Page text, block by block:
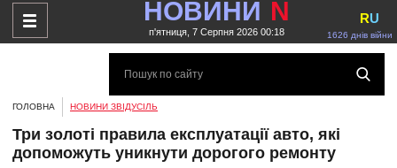
НОВИНИ N
п'ятниця, 7 Серпня 2026 00:18 1626 днів війни
RU
ГОЛОВНА НОВИНИ ЗВІДУСІЛЬ
Три золоті правила експлуатації авто, які
допоможуть уникнути дорогого ремонту